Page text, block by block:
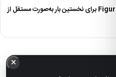
ربات انسان‌نمای Figure 03 برای نخستین بار به‌صورت مستقل از
×